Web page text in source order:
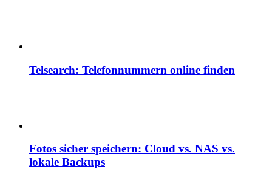
Telsearch: Telefonnummern online finden
Fotos sicher speichern: Cloud vs. NAS vs.
lokale Backups